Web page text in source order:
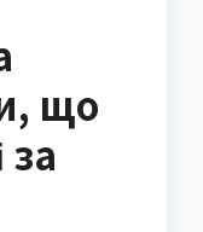
що
за